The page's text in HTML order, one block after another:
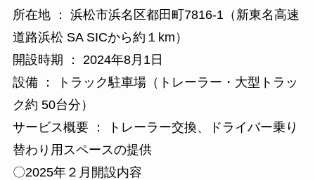
所在地 ： 浜松市浜名区都田町7816-1（新東名高速
道路浜松 SA SICから約１km）
開設時期 ： 2024年8月1日
設備 ： トラック駐車場（トレーラー・大型トラッ
ク約 50台分）
サービス概要 ： トレーラー交換、ドライバー乗り
替わり用スペースの提供
〇2025年２月開設内容